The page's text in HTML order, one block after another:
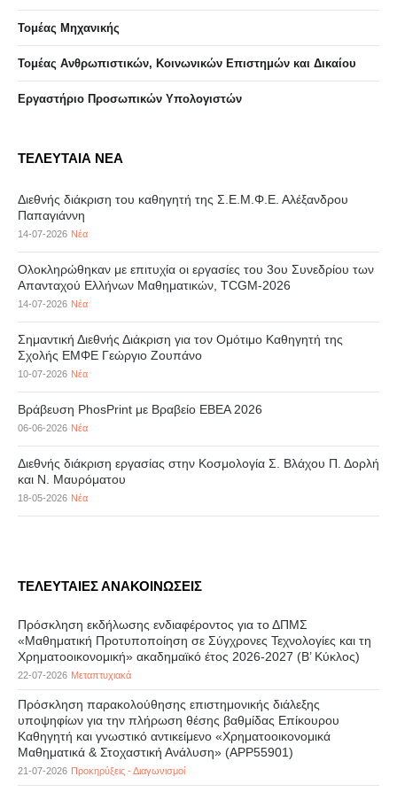
Τομέας Μηχανικής
Τομέας Ανθρωπιστικών, Κοινωνικών Επιστημών και Δικαίου
Eργαστήριo Προσωπικών Υπολογιστών
ΤΕΛΕΥΤΑΙΑ ΝΕΑ
Διεθνής διάκριση του καθηγητή της Σ.Ε.Μ.Φ.Ε. Αλέξανδρου
Παπαγιάννη
14-07-2026 Νέα
Ολοκληρώθηκαν με επιτυχία οι εργασίες του 3ου Συνεδρίου των
Απανταχού Ελλήνων Μαθηματικών, TCGM-2026
14-07-2026 Νέα
Σημαντική Διεθνής Διάκριση για τον Ομότιμο Καθηγητή της
Σχολής ΕΜΦΕ Γεώργιο Ζουπάνο
10-07-2026 Νέα
Βράβευση PhosPrint με Βραβείο ΕΒΕΑ 2026
06-06-2026 Νέα
Διεθνής διάκριση εργασίας στην Κοσμολογία Σ. Βλάχου Π. Δορλή
και Ν. Μαυρόματου
18-05-2026 Νέα
ΤΕΛΕΥΤΑΙΕΣ ΑΝΑΚΟΙΝΩΣΕΙΣ
Πρόσκληση εκδήλωσης ενδιαφέροντος για το ΔΠΜΣ
«Μαθηματική Προτυποποίηση σε Σύγχρονες Τεχνολογίες και τη
Χρηματοοικονομική» ακαδημαϊκό έτος 2026-2027 (B’ Kύκλος)
22-07-2026 Μεταπτυχιακά
Πρόσκληση παρακολούθησης επιστημονικής διάλεξης
υποψηφίων για την πλήρωση θέσης βαθμίδας Επίκουρου
Καθηγητή και γνωστικό αντικείμενο «Χρηματοοικονομικά
Μαθηματικά & Στοχαστική Ανάλυση» (APP55901)
21-07-2026 Προκηρύξεις - Διαγωνισμοί